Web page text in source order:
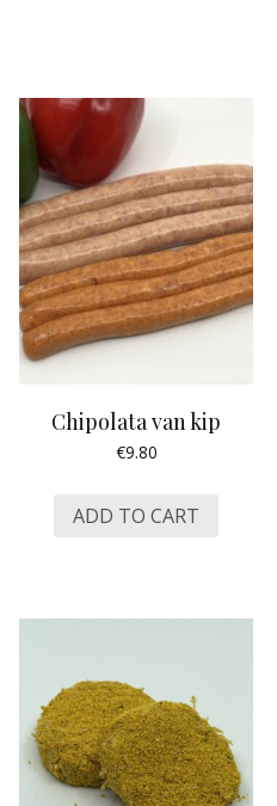
Chipolata van kip
€9.80
ADD TO CART